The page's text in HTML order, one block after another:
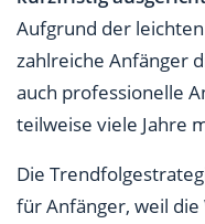
Aufgrund der
zahlreiche Anfänger
auch professionelle
teilweise viele Jahre
Die
für Anfänger, weil